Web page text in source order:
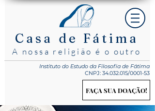
Casa de Fátima
A nossa religião é o outro
Instituto do Estudo da Filosofia de Fátima
CNPJ: 34.032.015/0001-53
FAÇA SUA DOAÇÃO!